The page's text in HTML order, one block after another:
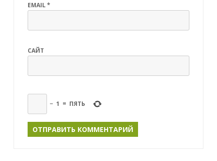
EMAIL*
САЙТ
− 1 = ПЯТЬ